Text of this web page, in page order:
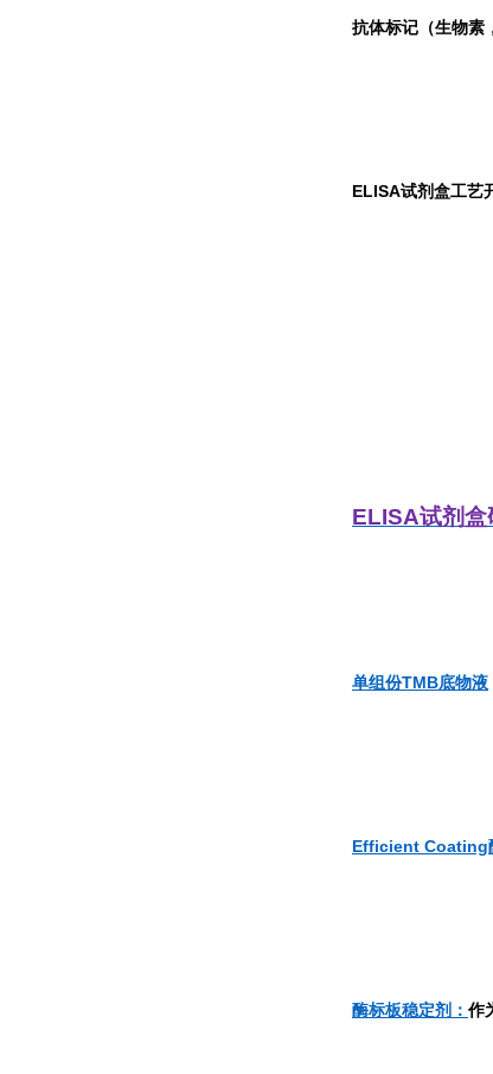
抗体标记（生物素
ELISA试剂盒工艺
ELISA试剂盒
单组份TMB底物液
Efficient Coating
酶标板稳定剂： 作